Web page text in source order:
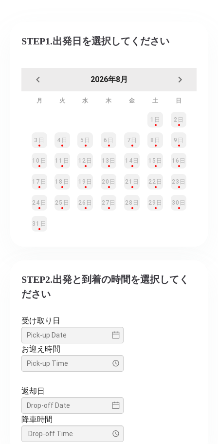
STEP1.出発日を選択してください
2026年8月
月 火 水 木 金 土 日
1日 2日
3日 4日 5日 6日 7日 8日 9日
10日 11日 12日 13日 14日 15日 16日
17日 18日 19日 20日 21日 22日 23日
24日 25日 26日 27日 28日 29日 30日
31日
STEP2.出発と到着の時間を選択してく
ださい
受け取り日
お迎え時間
返却日
降車時間